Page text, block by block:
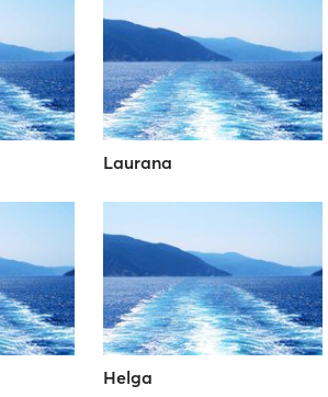
Laurana
Helga